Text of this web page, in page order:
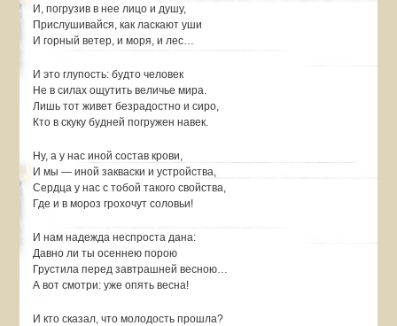
И, погрузив в нее лицо и душу,
Прислушивайся, как ласкают уши
И горный ветер, и моря, и лес…
И это глупость: будто человек
Не в силах ощутить величье мира.
Лишь тот живет безрадостно и сиро,
Кто в скуку будней погружен навек.
Ну, а у нас иной состав крови,
И мы — иной закваски и устройства,
Сердца у нас с тобой такого свойства,
Где и в мороз грохочут соловьи!
И нам надежда неспроста дана:
Давно ли ты осеннею порою
Грустила перед завтрашней весною…
А вот смотри: уже опять весна!
И кто сказал, что молодость прошла?